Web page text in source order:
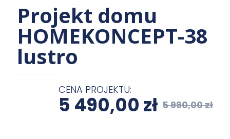
Projekt domu
HOMEKONCEPT-38
lustro
CENA PROJEKTU:
5 990,00zł
5 490,00 zł